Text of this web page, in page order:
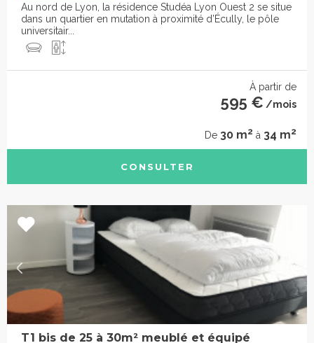
Au nord de Lyon, la résidence Studéa Lyon Ouest 2 se situe
dans un quartier en mutation à proximité d’Écully, le pôle
universitair...
À partir de
595 € /mois
De 30 m2 à 34 m2
CONSULTER
T1 bis de 25 à 30m² meublé et équipé